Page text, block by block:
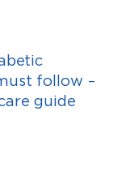
follow –
guide